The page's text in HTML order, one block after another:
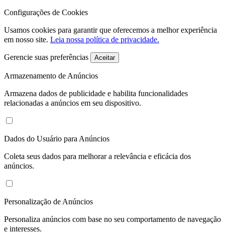
Configurações de Cookies
Usamos cookies para garantir que oferecemos a melhor experiência
em nosso site. Leia nossa política de privacidade.
Gerencie suas preferências Aceitar
Armazenamento de Anúncios
Armazena dados de publicidade e habilita funcionalidades
relacionadas a anúncios em seu dispositivo.
Dados do Usuário para Anúncios
Coleta seus dados para melhorar a relevância e eficácia dos
anúncios.
Personalização de Anúncios
Personaliza anúncios com base no seu comportamento de navegação
e interesses.